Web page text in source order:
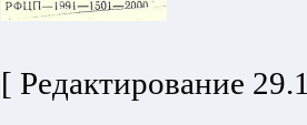
[ Редактирование